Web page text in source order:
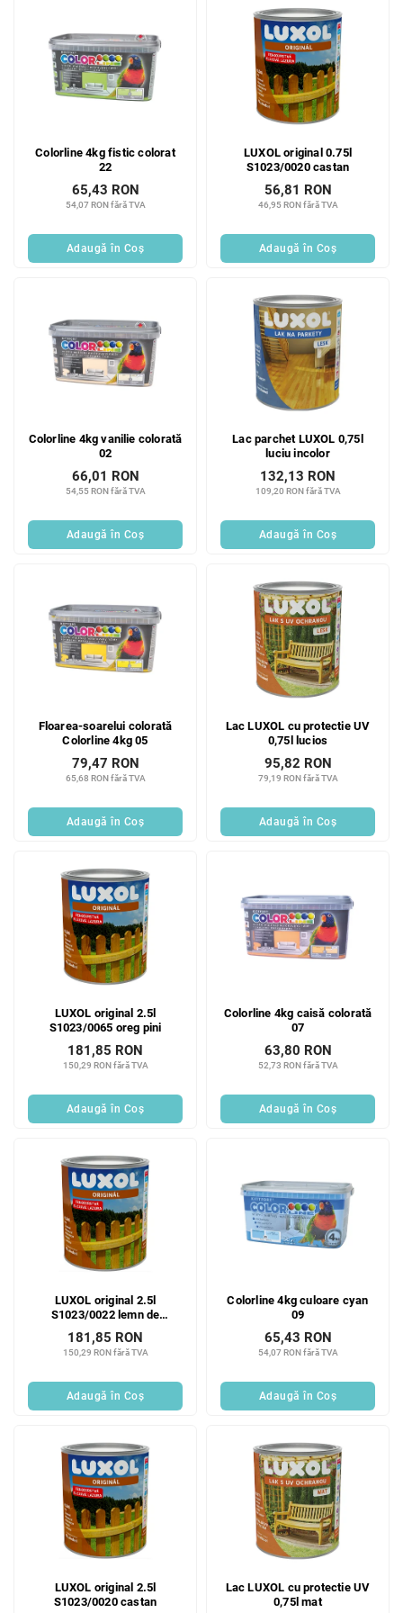
Colorline 4kg fistic colorat
22
54,07 RON fără TVA
65,43 RON
Adaugă în Coş
LUXOL original 0.75l
S1023/0020 castan
46,95 RON fără TVA
56,81 RON
Adaugă în Coş
Colorline 4kg vanilie colorată
02
54,55 RON fără TVA
66,01 RON
Adaugă în Coş
Lac parchet LUXOL 0,75l
luciu incolor
109,20 RON fără TVA
132,13 RON
Adaugă în Coş
Floarea-soarelui colorată
Colorline 4kg 05
65,68 RON fără TVA
79,47 RON
Adaugă în Coş
Lac LUXOL cu protectie UV
0,75l lucios
79,19 RON fără TVA
95,82 RON
Adaugă în Coş
LUXOL original 2.5l
S1023/0065 oreg pini
150,29 RON fără TVA
181,85 RON
Adaugă în Coş
Colorline 4kg caisă colorată
07
52,73 RON fără TVA
63,80 RON
Adaugă în Coş
LUXOL original 2.5l
S1023/0022 lemn de
150,29 RON fără TVA
181,85 RON
Adaugă în Coş
Colorline 4kg culoare cyan
09
54,07 RON fără TVA
65,43 RON
Adaugă în Coş
LUXOL original 2.5l
S1023/0020 castan
Lac LUXOL cu protectie UV
0,75l mat